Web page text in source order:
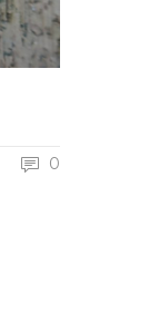
0